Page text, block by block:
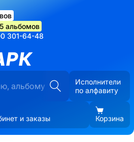
альбомов
301-64-48
Исполнители
по алфавиту
и заказы Корзина